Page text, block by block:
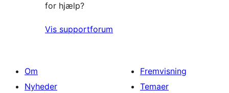
for hjælp?
Vis supportforum
Om
Nyheder
Fremvisning
Temaer